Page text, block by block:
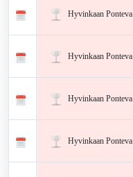
Hyvinkaan Ponteva
Hyvinkaan Ponteva
Hyvinkaan Ponteva
Hyvinkaan Ponteva